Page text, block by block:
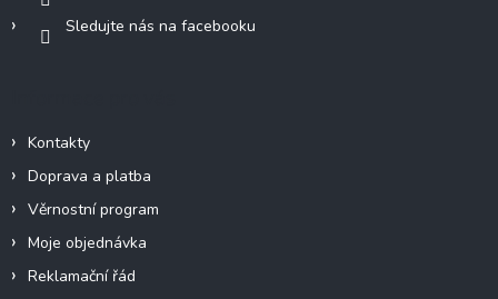
Sledujte nás na facebooku
Kontakty
Doprava a platba
Věrnostní program
Moje objednávka
Reklamační řád